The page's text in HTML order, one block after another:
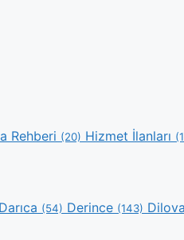
Rehberi (20) Hizmet İlanları
Darıca (54) Derince (143)